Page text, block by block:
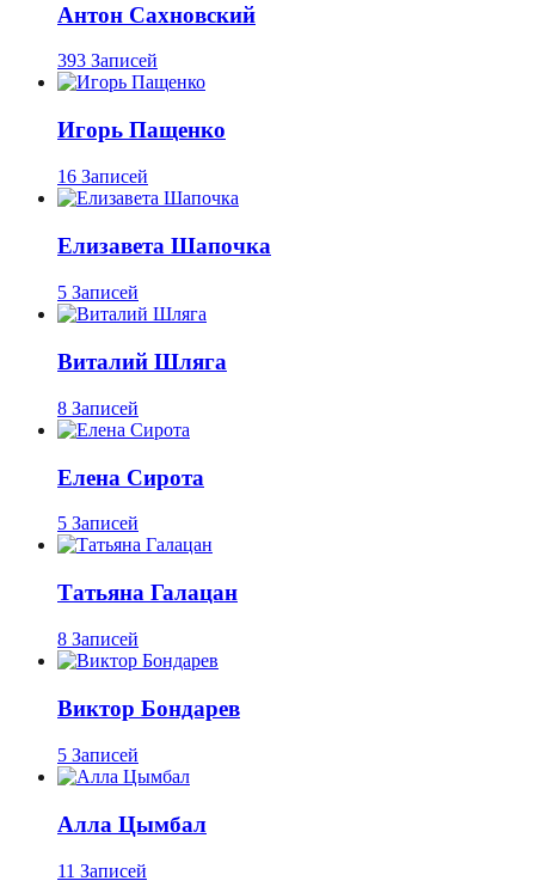
Антон Сахновский
393 Записей
Игорь Пащенко
16 Записей
Елизавета Шапочка
5 Записей
Виталий Шляга
8 Записей
Елена Сирота
5 Записей
Татьяна Галацан
8 Записей
Виктор Бондарев
5 Записей
Алла Цымбал
11 Записей